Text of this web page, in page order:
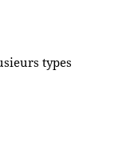
types